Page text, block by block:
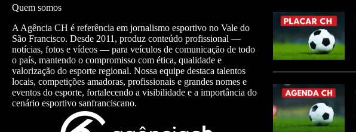
Quem somos
A Agência CH é referência em jornalismo esportivo no Vale do
São Francisco. Desde 2011, produz conteúdo profissional —
notícias, fotos e vídeos — para veículos de comunicação de todo
o país, mantendo o compromisso com ética, qualidade e
valorização do esporte regional. Nossa equipe destaca talentos
locais, competições amadoras, profissionais e grandes nomes e
eventos do esporte, fortalecendo a visibilidade e a importância do
cenário esportivo sanfranciscano.